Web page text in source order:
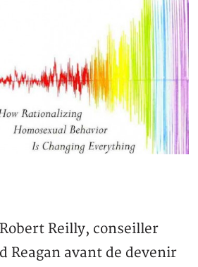
Reilly, conseiller
Reagan avant de devenir